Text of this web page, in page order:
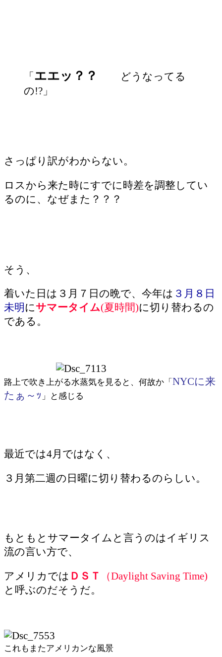
「 エエッ？？
どうなってる
の!?」
さっぱり訳がわからない。
ロスから来た時にすでに時差を調整してい
るのに、なぜまた？？？
そう、
着いた日は３月７日の晩で、今年は ３月８日
未明 に サマータイム(夏時間)に切り替わるの
である。
路上で吹き上がる水蒸気を見ると、何故か「 NYCに来
たぁ～ｯ 」と感じる
最近では4月ではなく、
３月第二週の日曜に切り替わるのらしい。
もともとサマータイムと言うのはイギリス
流の言い方で、
アメリカでは ＤＳＴ
（Daylight Saving Time)
と呼ぶのだそうだ。
これもまたアメリカンな風景